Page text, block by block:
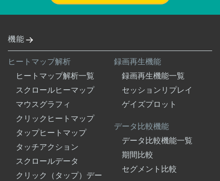
機能
ヒートマップ解析
ヒートマップ解析一覧
スクロールヒーマップ
マウスグラフィ
クリックヒートマップ
タップヒートマップ
タッチアクション
スクロールデータ
クリック（タップ）デー
録画再生機能
録画再生機能一覧
セッションリプレイ
ゲイズプロット
データ比較機能
データ比較機能一覧
期間比較
セグメント比較